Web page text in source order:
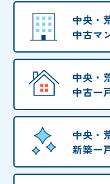
中央・
中古マ
中央・
中古一
中央・
新築一